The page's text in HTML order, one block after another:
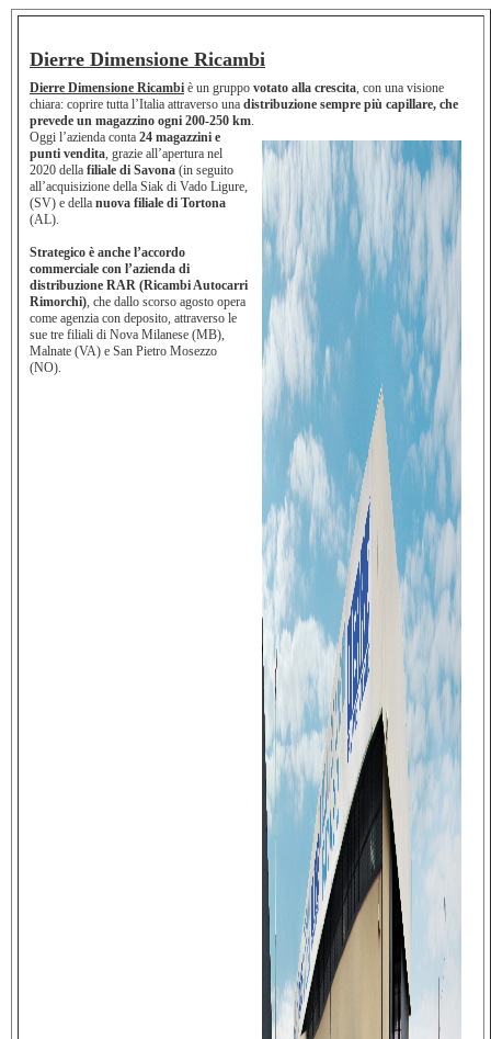
Dierre Dimensione Ricambi
Dierre Dimensione Ricambi è un gruppo votato alla crescita, con una visione
chiara: coprire tutta l’Italia attraverso una distribuzione sempre più capillare, che
prevede un magazzino ogni 200-250 km.
Oggi l’azienda conta 24 magazzini e
punti vendita, grazie all’apertura nel
2020 della filiale di Savona (in seguito
all’acquisizione della Siak di Vado Ligure,
(SV) e della nuova filiale di Tortona
(AL).
Strategico è anche l’accordo
commerciale con l’azienda di
distribuzione RAR (Ricambi Autocarri
Rimorchi), che dallo scorso agosto opera
come agenzia con deposito, attraverso le
sue tre filiali di Nova Milanese (MB),
Malnate (VA) e San Pietro Mosezzo
(NO).